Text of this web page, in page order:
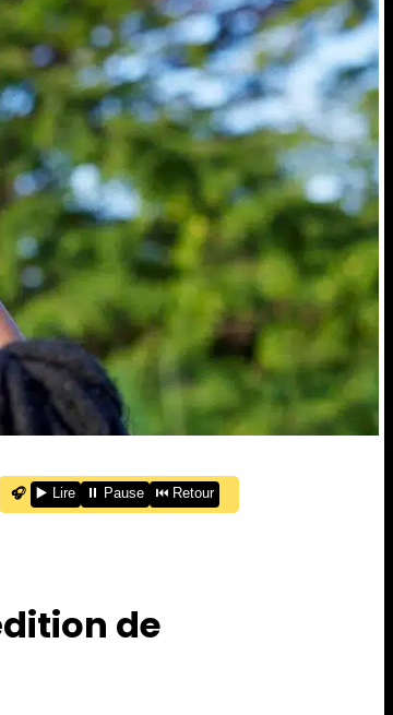
🎧 ▶️ Lire ⏸️ Pause ⏮️ Retour
de